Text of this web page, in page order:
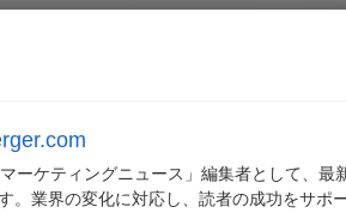
マーケティングニュース」編集者として、
。業界の変化に対応し、読者の成功をサポ